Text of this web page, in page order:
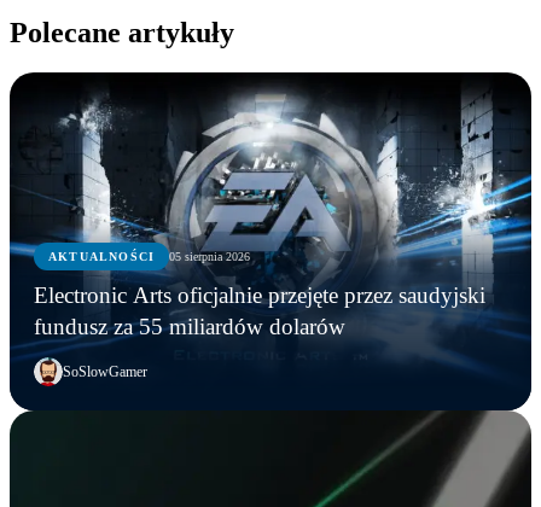
Polecane artykuły
AKTUALNOŚCI 05 sierpnia 2026
Electronic Arts oficjalnie przejęte przez saudyjski
fundusz za 55 miliardów dolarów
SoSlowGamer